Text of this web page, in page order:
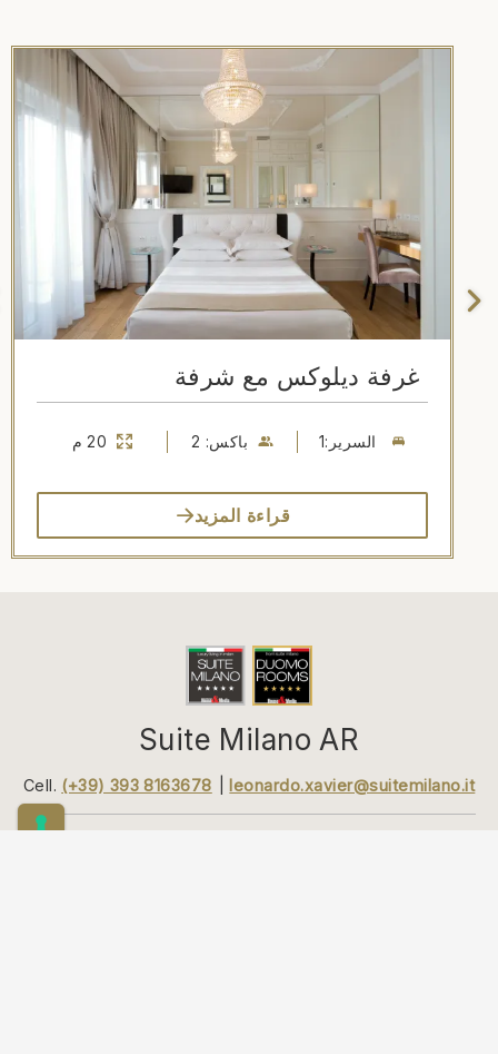
غرفة ديلوكس مع شرفة
20 م باكس: 2 السرير:1
قراءة المزيد
Suite Milano AR
Cell. (+39) 393 8163678 leonardo.xavier@suitemilano.it